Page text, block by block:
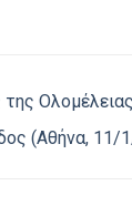
(Αθήνα, 11/